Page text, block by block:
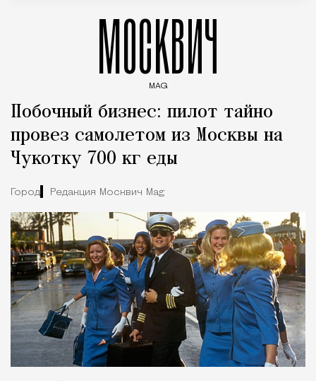
МОСКВИЧ
MAG
Побочный бизнес: пилот тайно
провез самолетом из Москвы на
Чукотку 700 кг еды
Город Редакция Москвич Mag